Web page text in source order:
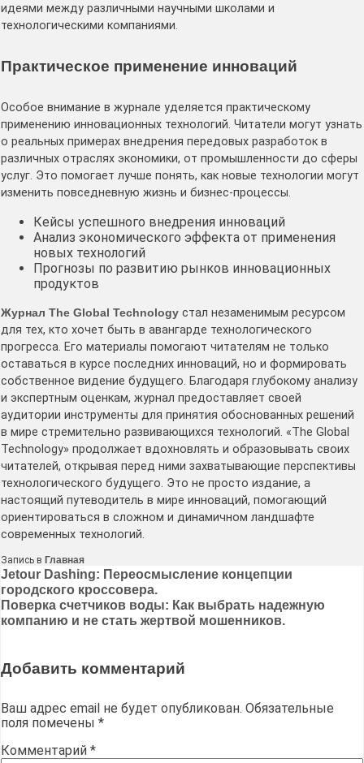
идеями между различными научными школами и
технологическими компаниями.
Практическое применение инноваций
Особое внимание в журнале уделяется практическому
применению инновационных технологий. Читатели могут узнать
о реальных примерах внедрения передовых разработок в
различных отраслях экономики, от промышленности до сферы
услуг. Это помогает лучше понять, как новые технологии могут
изменить повседневную жизнь и бизнес-процессы.
Кейсы успешного внедрения инноваций
Анализ экономического эффекта от применения
новых технологий
Прогнозы по развитию рынков инновационных
продуктов
Журнал The Global Technology стал незаменимым ресурсом
для тех, кто хочет быть в авангарде технологического
прогресса. Его материалы помогают читателям не только
оставаться в курсе последних инноваций, но и формировать
собственное видение будущего. Благодаря глубокому анализу
и экспертным оценкам, журнал предоставляет своей
аудитории инструменты для принятия обоснованных решений
в мире стремительно развивающихся технологий. «The Global
Technology» продолжает вдохновлять и образовывать своих
читателей, открывая перед ними захватывающие перспективы
технологического будущего. Это не просто издание, а
настоящий путеводитель в мире инноваций, помогающий
ориентироваться в сложном и динамичном ландшафте
современных технологий.
Запись в Главная
Навигация
по
записям
Jetour Dashing: Переосмысление концепции
городского кроссовера.
Поверка счетчиков воды: Как выбрать надежную
компанию и не стать жертвой мошенников.
Добавить комментарий
Ваш адрес email не будет опубликован. Обязательные
поля помечены *
Комментарий *